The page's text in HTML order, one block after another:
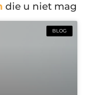
die u niet mag
BLOG